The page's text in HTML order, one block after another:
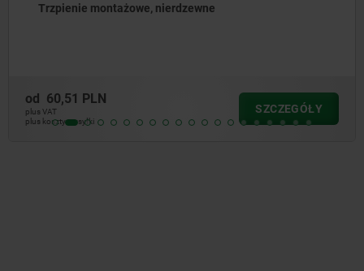
Trzpienie montażowe, nierdzewne
od 60,51 PLN
plus VAT
plus koszty wysyłki
SZCZEGÓŁY